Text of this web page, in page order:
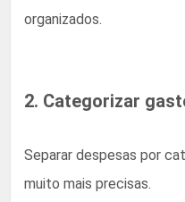
organizados.
2. Categorizar
Separar despesas por
muito mais precisas.